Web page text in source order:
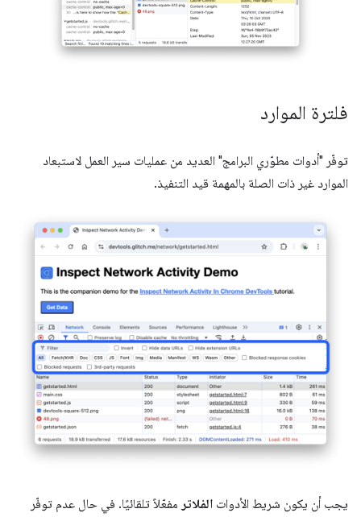
فلترة الموارد
توفّر "أدوات مطوّري البرامج" العديد من عمليات سير العمل لاستبعاد
الموارد غير ذات الصلة بالمهمة قيد التنفيذ.
يجب أن يكون شريط الأدوات الفلاتر مفعّلاً تلقائيًا. في حال عدم توفّر